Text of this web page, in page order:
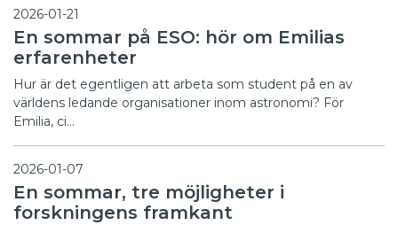
2026-01-21
En sommar på ESO: hör om Emilias
erfarenheter
Hur är det egentligen att arbeta som student på en av
världens ledande organisationer inom astronomi? För
Emilia, ci…
2026-01-07
En sommar, tre möjligheter i
forskningens framkant